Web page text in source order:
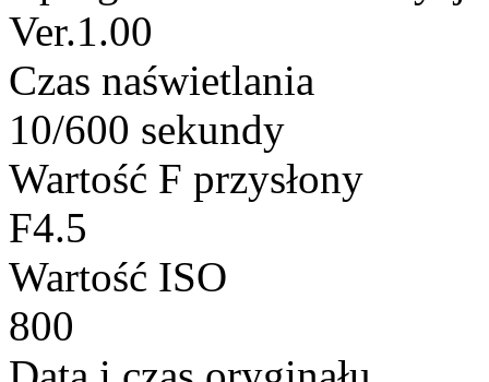
Ver.1.00
Czas naświetlania
10/600 sekundy
Wartość F przysłony
F4.5
Wartość ISO
800